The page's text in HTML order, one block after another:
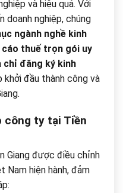
và hiệu quả. Với
doanh nghiệp, chúng
ngành nghề kinh
cáo thuế trọn gói uy
chỉ đăng ký kinh
khởi đầu thành công và
công ty tại Tiền
Giang được điều chỉnh
Nam hiện hành, đảm